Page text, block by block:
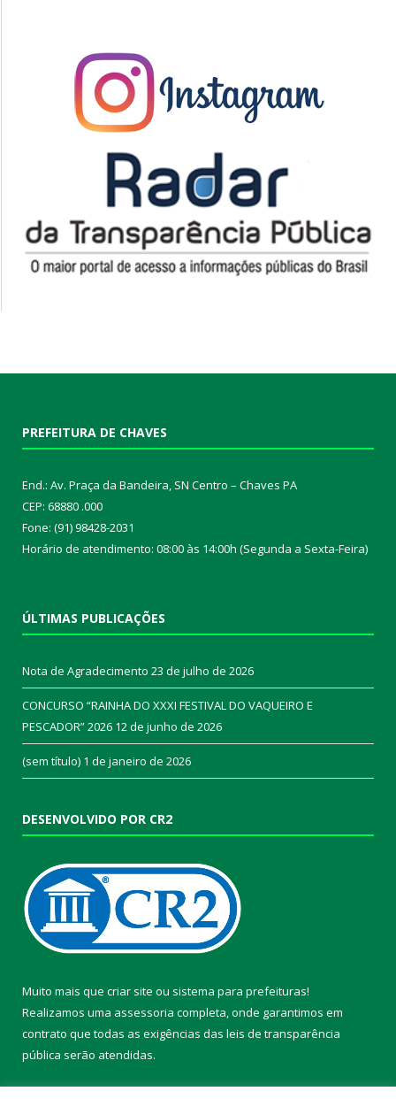
PREFEITURA DE CHAVES
End.: Av. Praça da Bandeira, SN Centro – Chaves PA
CEP: 68880 .000
Fone: (91) 98428-2031
Horário de atendimento: 08:00 às 14:00h (Segunda a Sexta-Feira)
ÚLTIMAS PUBLICAÇÕES
Nota de Agradecimento 23 de julho de 2026
CONCURSO “RAINHA DO XXXI FESTIVAL DO VAQUEIRO E
PESCADOR” 2026 12 de junho de 2026
(sem título) 1 de janeiro de 2026
DESENVOLVIDO POR CR2
Muito mais que criar site ou sistema para prefeituras!
Realizamos uma assessoria completa, onde garantimos em
contrato que todas as exigências das leis de transparência
pública serão atendidas.